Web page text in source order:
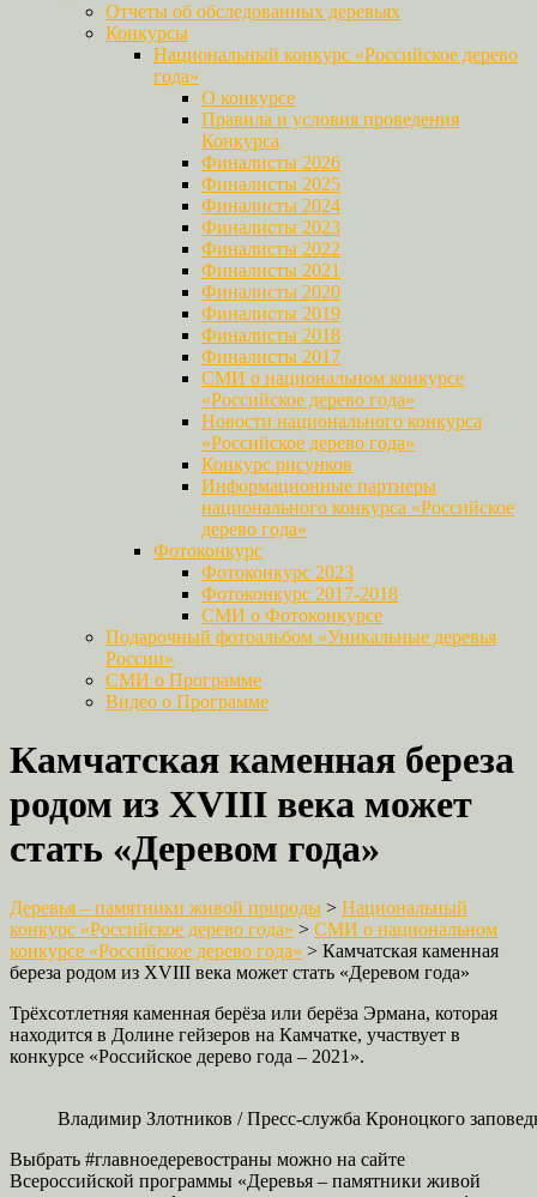
Отчеты об обследованных деревьях
Конкурсы
Национальный конкурс «Российское дерево
года»
О конкурсе
Правила и условия проведения
Конкурса
Финалисты 2026
Финалисты 2025
Финалисты 2024
Финалисты 2023
Финалисты 2022
Финалисты 2021
Финалисты 2020
Финалисты 2019
Финалисты 2018
Финалисты 2017
СМИ о национальном конкурсе
«Российское дерево года»
Новости национального конкурса
«Российское дерево года»
Конкурс рисунков
Информационные партнеры
национального конкурса «Российское
дерево года»
Фотоконкурс
Фотоконкурс 2023
Фотоконкурс 2017-2018
СМИ о Фотоконкурсе
Подарочный фотоальбом «Уникальные деревья
России»
СМИ о Программе
Видео о Программе
Камчатская каменная береза
родом из XVIII века может
стать «Деревом года»
Деревья – памятники живой природы > Национальный
конкурс «Российское дерево года» > СМИ о национальном
конкурсе «Российское дерево года» > Камчатская каменная
береза родом из XVIII века может стать «Деревом года»
Трёхсотлетняя каменная берёза или берёза Эрмана, которая
находится в Долине гейзеров на Камчатке, участвует в
конкурсе «Российское дерево года – 2021».
Владимир Злотников / Пресс-служба Кроноцкого
Выбрать #главноедеревостраны можно на сайте
Всероссийской программы «Деревья – памятники живой